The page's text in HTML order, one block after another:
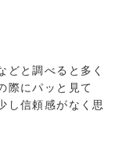
どと調べると多く
際にパッと見て
し信頼感がなく思